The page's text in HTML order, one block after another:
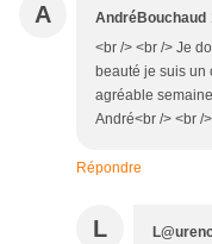
A AndréBouchaud
<br /> <br /> Je
beauté je suis un
agréable
André<br /> <br /
Répondre
L